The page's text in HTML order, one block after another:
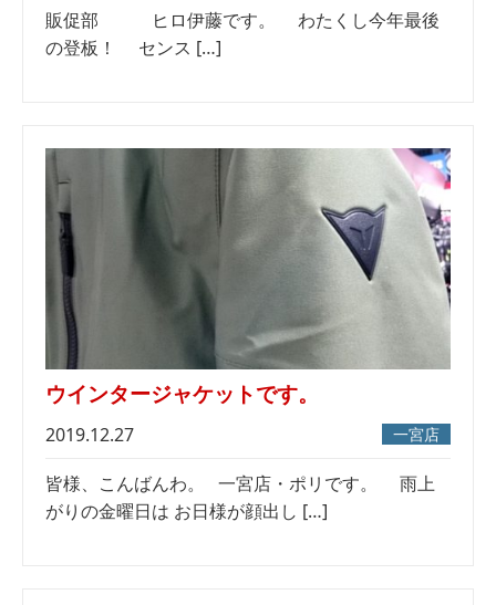
販促部 ヒロ伊藤です。 わたくし今年最後
の登板！ センス […]
ウインタージャケットです。
2019.12.27 一宮店
皆様、こんばんわ。 一宮店・ポリです。 雨上
がりの金曜日は お日様が顔出し […]